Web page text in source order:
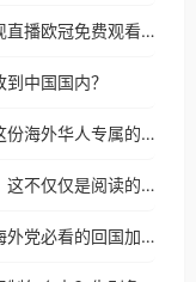
海外党必看：如何用回国加速器实现直播欧冠免费观看？附影视音乐全攻略
中国国内？
国外听书旗小说显示地区不支持？这份海外华人专属的国内内容解锁指南请收好
在国外用连尚免费读书很卡怎么办？这不仅仅是阅读的烦恼
韩国怎么用爱奇艺看欧洲杯直播？海外党必看的回国加速全攻略